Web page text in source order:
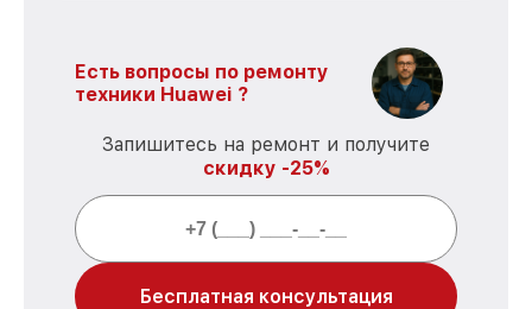
Есть вопросы по ремонту
техники Huawei ?
Запишитесь на ремонт и получите
скидку -25%
Бесплатная консультация